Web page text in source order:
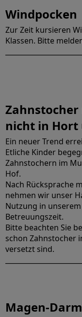
Windpocken
Zur Zeit kursieren
Klassen. Bitte
Zahnstocher
nicht in Hort
Ein neuer Trend
Etliche Kinder
Zahnstochern im
Hof.
Nach Rücksprache
nehmen wir unser
Nutzung in
Betreuungszeit.
Bitte beachten Sie
schon Zahnstocher
versetzt sind.
Magen-